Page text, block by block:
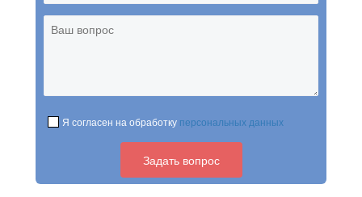
Я согласен на обработку персональных данных